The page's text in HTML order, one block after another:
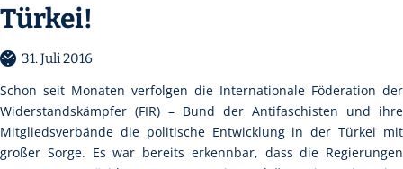
Türkei!
31. Juli 2016
Schon seit Monaten verfolgen die Internationale Föderation der
Widerstandskämpfer (FIR) – Bund der Antifaschisten und ihre
Mitgliedsverbände die politische Entwicklung in der Türkei mit
großer Sorge. Es war bereits erkennbar, dass die Regierungen